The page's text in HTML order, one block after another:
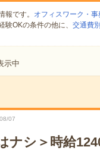
報です。 オフィスワーク・事
験OKの条件の他に、 交通費
示中
07
ナシ＞時給